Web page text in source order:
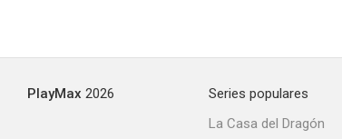
PlayMax 2026
Series populares
La Casa del Dragón